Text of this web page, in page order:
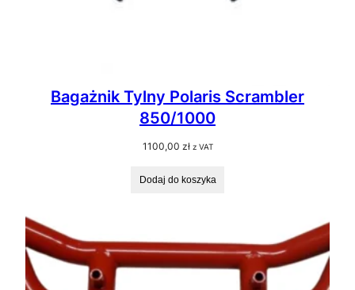
Bagażnik Tylny Polaris Scrambler
850/1000
1100,00 zł z VAT
Dodaj do koszyka